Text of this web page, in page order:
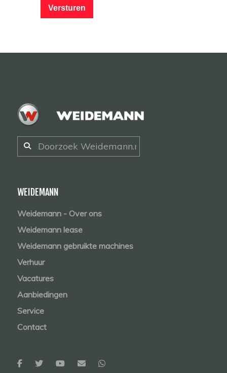
Versturen
WEIDEMANN
Weidemann - Over ons
Weidemann lease
Weidemann gebruikte machines
Verhuur
Vacatures
Aanbiedingen
Service
Contact